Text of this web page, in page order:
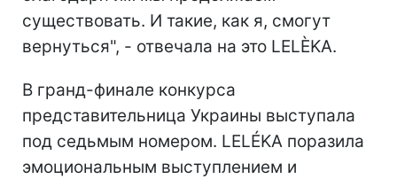
существовать. И такие, как я, смогут
вернуться", - отвечала на это LELÈKA.
В гранд-финале конкурса
представительница Украины выступала
под седьмым номером. LELÉKA поразила
эмоциональным выступлением и